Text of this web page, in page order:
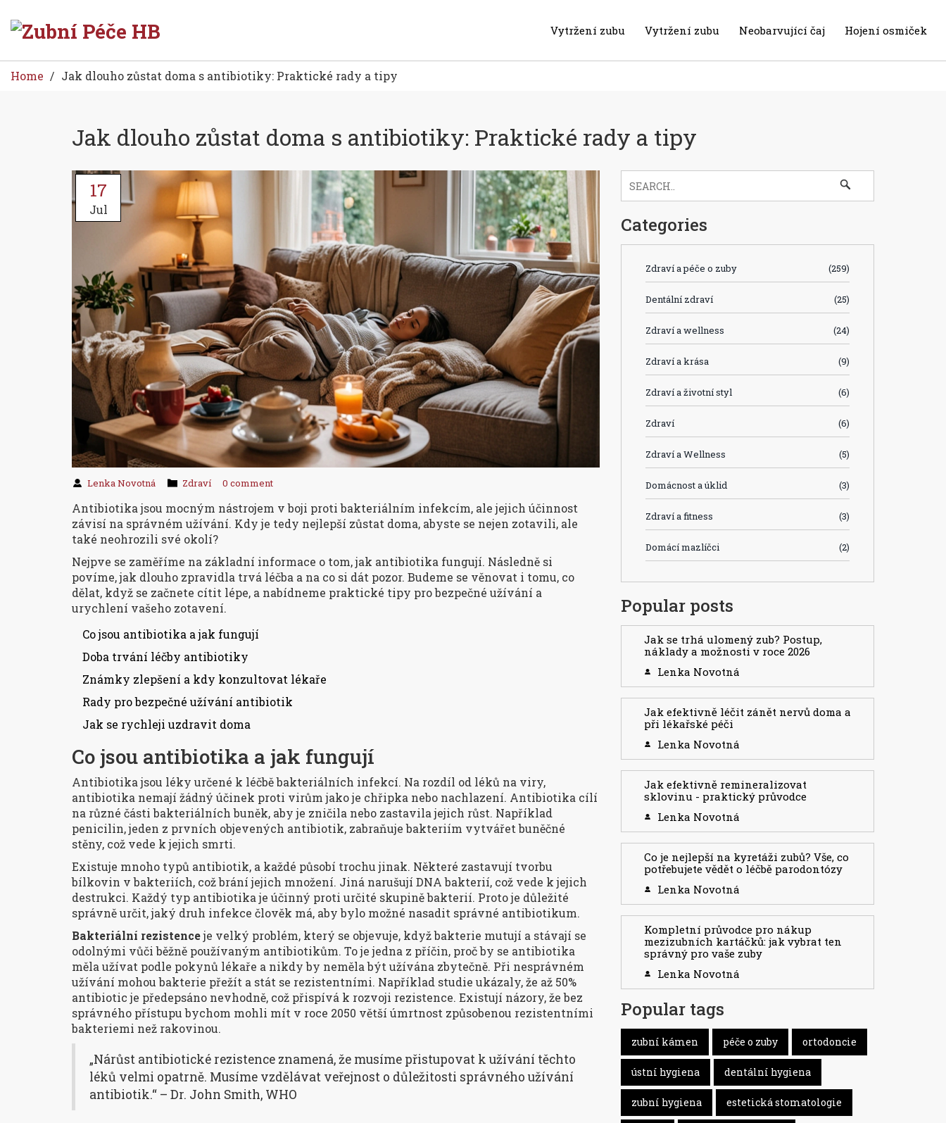
Vytržení zubu Vytržení zubu Neobarvující čaj Hojení osmiček
Home Jak dlouho zůstat doma s antibiotiky: Praktické rady a tipy
Jak dlouho zůstat doma s antibiotiky: Praktické rady a tipy
17
Jul
Lenka Novotná Zdraví 0 comment
Antibiotika jsou mocným nástrojem v boji proti bakteriálním infekcím, ale jejich účinnost
závisí na správném užívání. Kdy je tedy nejlepší zůstat doma, abyste se nejen zotavili, ale
také neohrozili své okolí?
Nejpve se zaměříme na základní informace o tom, jak antibiotika fungují. Následně si
povíme, jak dlouho zpravidla trvá léčba a na co si dát pozor. Budeme se věnovat i tomu, co
dělat, když se začnete cítit lépe, a nabídneme praktické tipy pro bezpečné užívání a
urychlení vašeho zotavení.
Co jsou antibiotika a jak fungují
Doba trvání léčby antibiotiky
Známky zlepšení a kdy konzultovat lékaře
Rady pro bezpečné užívání antibiotik
Jak se rychleji uzdravit doma
Co jsou antibiotika a jak fungují
Antibiotika jsou léky určené k léčbě bakteriálních infekcí. Na rozdíl od léků na viry,
antibiotika nemají žádný účinek proti virům jako je chřipka nebo nachlazení. Antibiotika cílí
na různé části bakteriálních buněk, aby je zničila nebo zastavila jejich růst. Například
penicilin, jeden z prvních objevených antibiotik, zabraňuje bakteriím vytvářet buněčné
stěny, což vede k jejich smrti.
Existuje mnoho typů antibiotik, a každé působí trochu jinak. Některé zastavují tvorbu
bílkovin v bakteriích, což brání jejich množení. Jiná narušují DNA bakterií, což vede k jejich
destrukci. Každý typ antibiotika je účinný proti určité skupině bakterií. Proto je důležité
správně určit, jaký druh infekce člověk má, aby bylo možné nasadit správné antibiotikum.
Bakteriální rezistenceje velký problém, který se objevuje, když bakterie mutují a stávají se
odolnými vůči běžně používaným antibiotikům. To je jedna z příčin, proč by se antibiotika
měla užívat podle pokynů lékaře a nikdy by neměla být užívána zbytečně. Při nesprávném
užívání mohou bakterie přežít a stát se rezistentními. Například studie ukázaly, že až 50%
antibiotic je předepsáno nevhodně, což přispívá k rozvoji rezistence. Existují názory, že bez
správného přístupu bychom mohli mít v roce 2050 větší úmrtnost způsobenou rezistentními
bakteriemi než rakovinou.
„Nárůst antibiotické rezistence znamená, že musíme přistupovat k užívání těchto
léků velmi opatrně. Musíme vzdělávat veřejnost o důležitosti správného užívání
antibiotik.“ – Dr. John Smith, WHO
Categories
Zdraví a péče o zuby (259)
Dentální zdraví (25)
Zdraví a wellness (24)
Zdraví a krása (9)
Zdraví a životní styl (6)
Zdraví (6)
Zdraví a Wellness (5)
Domácnost a úklid (3)
Zdraví a fitness (3)
Domácí mazlíčci (2)
Popular posts
Jak se trhá ulomený zub? Postup,
náklady a možnosti v roce 2026
Lenka Novotná
Jak efektivně léčit zánět nervů doma a
při lékařské péči
Lenka Novotná
Jak efektivně remineralizovat
sklovinu - praktický průvodce
Lenka Novotná
Co je nejlepší na kyretáži zubů? Vše, co
potřebujete vědět o léčbě parodontózy
Lenka Novotná
Kompletní průvodce pro nákup
mezizubních kartáčků: jak vybrat ten
správný pro vaše zuby
Lenka Novotná
Popular tags
zubní kámen péče o zuby ortodoncie
ústní hygiena dentální hygiena
zubní hygiena estetická stomatologie